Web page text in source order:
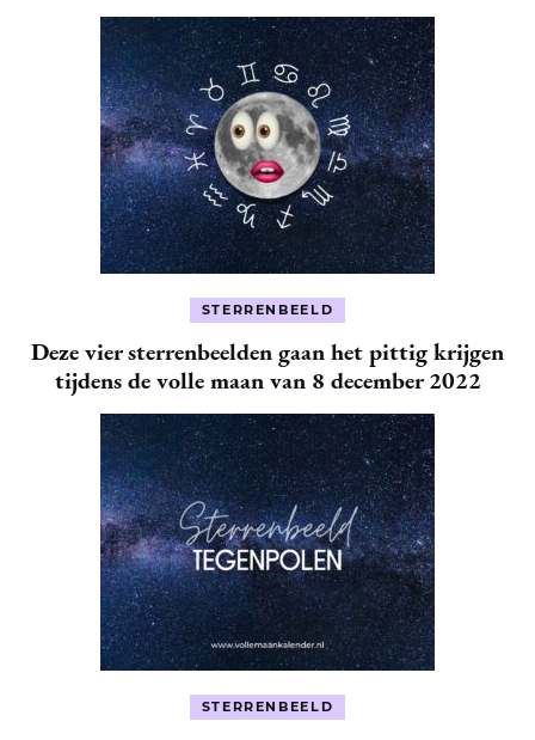
STERRENBEELD
Deze vier sterrenbeelden gaan het pittig krijgen
tijdens de volle maan van 8 december 2022
STERRENBEELD